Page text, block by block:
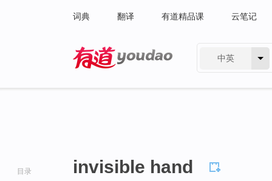
词典 翻译 有道精品课 云笔记
中英
目录 invisible hand